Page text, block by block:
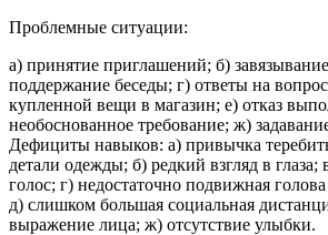
Проблемные ситуации:
а) принятие приглашений; б)
поддержание беседы; г) ответы на
купленной вещи в магазин; е) отказ
необоснованное требование; ж)
Дефициты навыков: а) привычка
детали одежды; б) редкий взгляд в
голос; г) недостаточно подвижная
д) слишком большая социальная
выражение лица; ж) отсутствие улыбки.